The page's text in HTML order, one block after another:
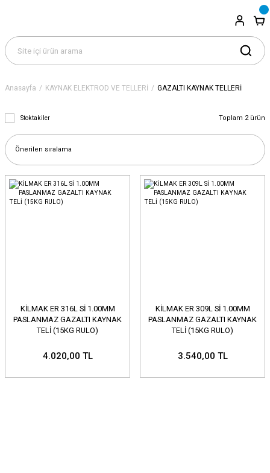
Anasayfa KAYNAK ELEKTROD VE TELLERİ GAZALTI KAYNAK TELLERİ
Stoktakiler Toplam 2 ürün
KİLMAK ER 316L Sİ 1.00MM
PASLANMAZ GAZALTI KAYNAK
TELİ (15KG RULO)
4.020,00 TL
KİLMAK ER 309L Sİ 1.00MM
PASLANMAZ GAZALTI KAYNAK
TELİ (15KG RULO)
3.540,00 TL